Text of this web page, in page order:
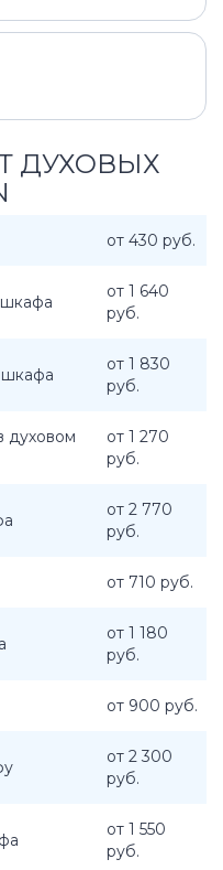
ДУХОВЫХ
от 430 руб.
шкафа
от 1 640
руб.
шкафа
от 1 830
руб.
духовом
от 1 270
руб.
от 2 770
руб.
от 710 руб.
от 1 180
руб.
от 900 руб.
от 2 300
руб.
от 1 550
руб.